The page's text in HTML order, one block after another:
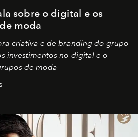
sobre o digital e os
moda
criativa e de branding do grupo
investimentos no digital e o
de moda